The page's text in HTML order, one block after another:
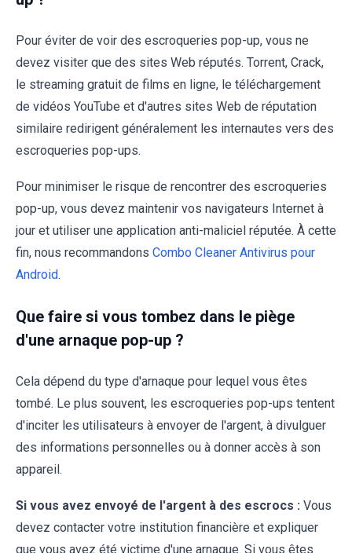
Pour éviter de voir des escroqueries pop-up, vous ne
devez visiter que des sites Web réputés. Torrent, Crack,
le streaming gratuit de films en ligne, le téléchargement
de vidéos YouTube et d'autres sites Web de réputation
similaire redirigent généralement les internautes vers des
escroqueries pop-ups.
Pour minimiser le risque de rencontrer des escroqueries
pop-up, vous devez maintenir vos navigateurs Internet à
jour et utiliser une application anti-maliciel réputée. À cette
fin, nous recommandons Combo Cleaner Antivirus pour
Android.
Que faire si vous tombez dans le piège
d'une arnaque pop-up ?
Cela dépend du type d'arnaque pour lequel vous êtes
tombé. Le plus souvent, les escroqueries pop-ups tentent
d'inciter les utilisateurs à envoyer de l'argent, à divulguer
des informations personnelles ou à donner accès à son
appareil.
Si vous avez envoyé de l'argent à des escrocs : Vous
devez contacter votre institution financière et expliquer
que vous avez été victime d'une arnaque. Si vous êtes